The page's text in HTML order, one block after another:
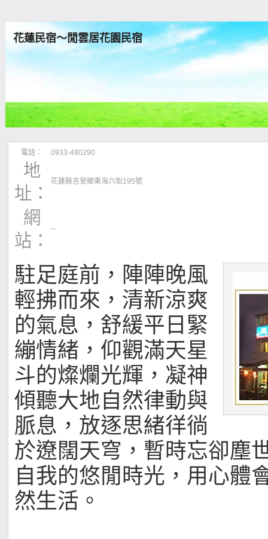
花蓮民宿～閒雲居花園民宿
電話： 0933-480290
地
址：
花蓮縣吉安鄉東海六街195號
網
站：
--
駐足庭前，陣陣晚風
輕拂而來，清新涼爽
的氣息，舒緩平日緊
繃情緒，仰觀滿天星
斗的燦爛光輝，凝神
傾聽大地自然律動與
脈息，放逐思緒徉徜
於遼闊天穹，暫時忘卻塵
自我的悠閒時光，用心體
然生活。